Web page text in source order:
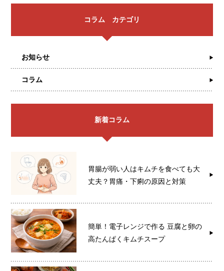
コラム カテゴリ
お知らせ
コラム
新着コラム
胃腸が弱い人はキムチを食べても大
丈夫？胃痛・下痢の原因と対策
簡単！電子レンジで作る 豆腐と卵の
高たんぱくキムチスープ